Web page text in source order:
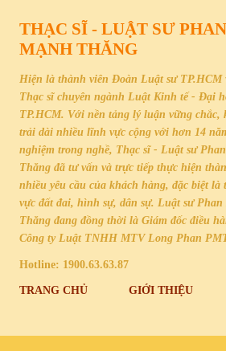
THẠC SĨ - LUẬT SƯ PHAN
MẠNH THĂNG
Hiện là thành viên Đoàn Luật sư TP.HCM
Thạc sĩ chuyên ngành Luật Kinh tế - Đại
TP.HCM. Với nền tảng lý luận vững chắc,
trải dài nhiều lĩnh vực cộng với hơn 14
nghiệm trong nghề, Thạc sĩ - Luật sư
Thăng đã tư vấn và trực tiếp thực hiện
nhiều yêu cầu của khách hàng, đặc biệt là
vực đất đai, hình sự, dân sự. Luật sư Phan
Thăng đang đồng thời là Giám đốc điều
Công ty Luật TNHH MTV Long Phan
Hotline: 1900.63.63.87
TRANG CHỦ GIỚI THIỆU